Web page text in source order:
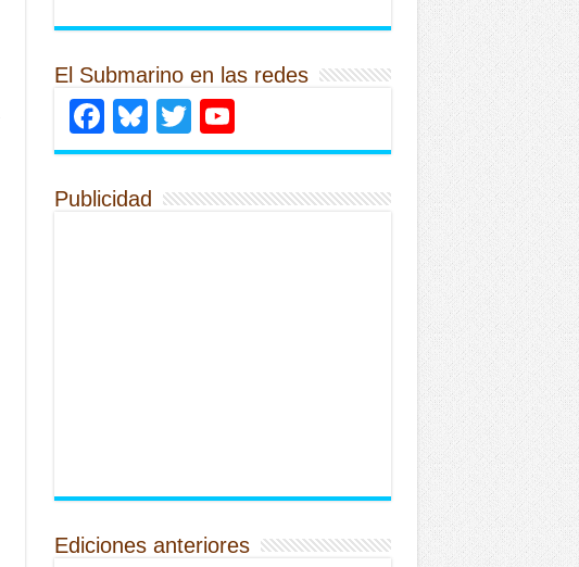
El Submarino en las redes
Facebook
Bluesky
Twitter
Publicidad
Ediciones anteriores